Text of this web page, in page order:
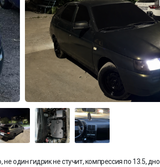
один гидрик не стучит, компрессия по 13.5, дно